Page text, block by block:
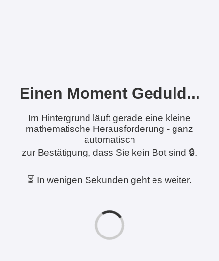
Einen Moment Geduld...
Im Hintergrund läuft gerade eine kleine
mathematische Herausforderung - ganz
automatisch
zur Bestätigung, dass Sie kein Bot sind 🔒.
⏳ In wenigen Sekunden geht es weiter.